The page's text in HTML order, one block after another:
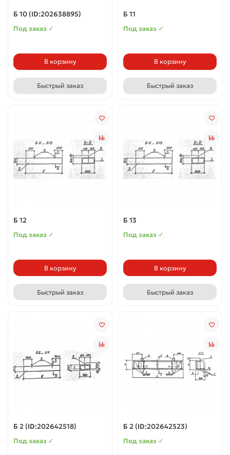
Б 10 (ID:202638895)
Под заказ ✓
В корзину
Быстрый заказ
Б 11
Под заказ ✓
В корзину
Быстрый заказ
Б 12
Под заказ ✓
В корзину
Быстрый заказ
Б 13
Под заказ ✓
В корзину
Быстрый заказ
Б 2 (ID:202642518)
Под заказ ✓
Б 2 (ID:202642523)
Под заказ ✓